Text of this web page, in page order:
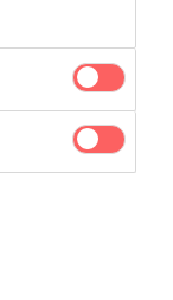
Privater Anleger